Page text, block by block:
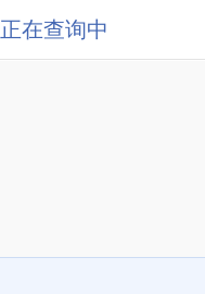
正在查询中